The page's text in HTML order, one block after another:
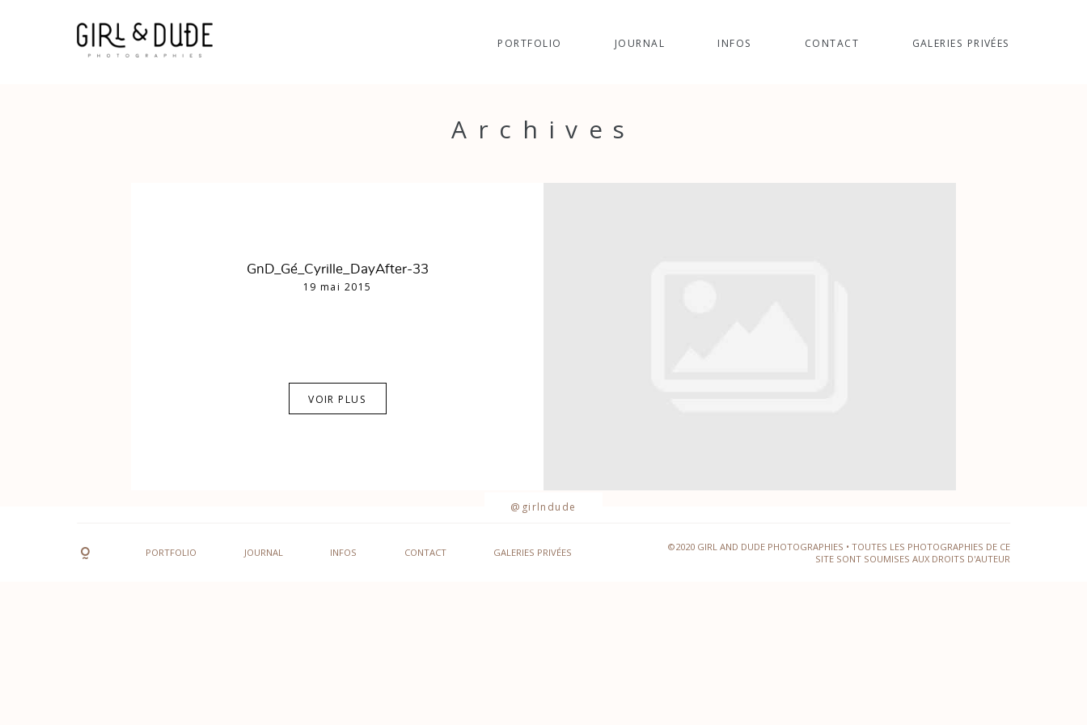
PORTFOLIO JOURNAL INFOS CONTACT GALERIES PRIVÉES
Archives
GnD_Gé_Cyrille_DayAfter-33
19 mai 2015
VOIR PLUS
@girlndude
PORTFOLIO JOURNAL INFOS CONTACT GALERIES PRIVÉES
©2020 GIRL AND DUDE PHOTOGRAPHIES • TOUTES LES PHOTOGRAPHIES DE CE
SITE SONT SOUMISES AUX DROITS D'AUTEUR